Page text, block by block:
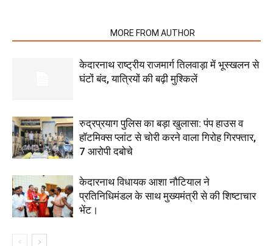
MORE FROM AUTHOR
केदारनाथ राष्ट्रीय राजमार्ग तिलवाड़ा में भूस्खलन से
घंटों बंद, यात्रियों की बढ़ी मुश्किलें
रुद्रप्रयाग पुलिस का बड़ा खुलासा: पंप हाउस व
हॉटमिक्स प्लांट से चोरी करने वाला गिरोह गिरफ्तार,
7 आरोपी दबोचे
केदारनाथ विधायक आशा नौटियाल ने
प्रतिनिधिमंडल के साथ मुख्यमंत्री से की शिष्टाचार
भेंट।